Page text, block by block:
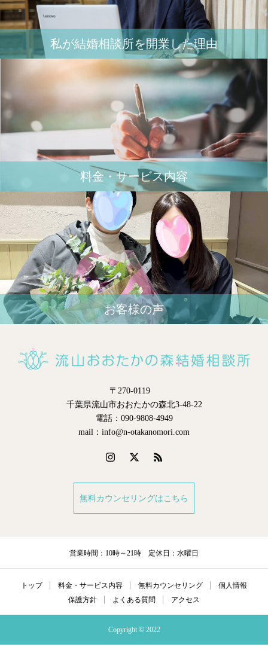
私が結婚相談所を開業した理由
料金・サービス内容
お客様の声
〒270-0119
千葉県流山市おおたかの森北3-48-22
電話：090-9808-4949
mail：info@n-otakanomori.com
無料カウンセリングはこちら
営業時間：10時～21時 定休日：水曜日
トップ 料金・サービス内容 無料カウンセリング
個人情報
保護方針
よくある質問 アクセス
Copyright © 2022